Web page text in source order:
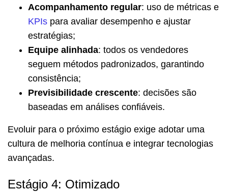
Acompanhamento regular: uso de métricas e
KPIs para avaliar desempenho e ajustar
estratégias;
Equipe alinhada: todos os vendedores
seguem métodos padronizados, garantindo
consistência;
Previsibilidade crescente: decisões são
baseadas em análises confiáveis.
Evoluir para o próximo estágio exige adotar uma
cultura de melhoria contínua e integrar tecnologias
avançadas.
Estágio 4: Otimizado